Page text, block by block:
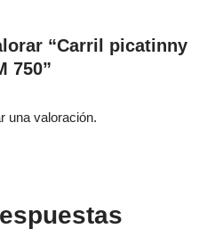
“Carril picatinny
750”
una valoración.